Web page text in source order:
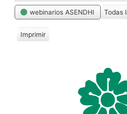
webinarios ASENDHI Todas
Imprimir
V